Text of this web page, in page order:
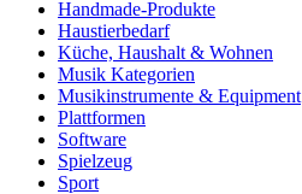
Handmade-Produkte
Haustierbedarf
Küche, Haushalt & Wohnen
Musik Kategorien
Musikinstrumente & Equipment
Plattformen
Software
Spielzeug
Sport